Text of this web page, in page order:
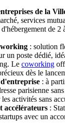
de la
services
de 2
: solution
un poste dédié,
Le coworking
dès le
: à
parisienne
activités sans
accélérateurs :
avec un